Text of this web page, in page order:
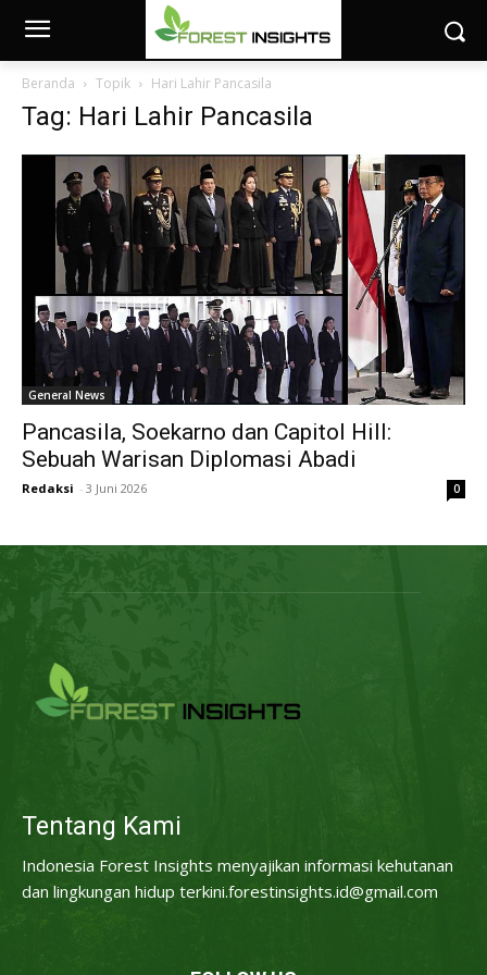
Beranda Topik Hari Lahir Pancasila
Tag: Hari Lahir Pancasila
General News
Pancasila, Soekarno dan Capitol Hill:
Sebuah Warisan Diplomasi Abadi
Redaksi - 3 Juni 2026 0
Tentang Kami
Indonesia Forest Insights menyajikan informasi kehutanan
dan lingkungan hidup terkini.forestinsights.id@gmail.com